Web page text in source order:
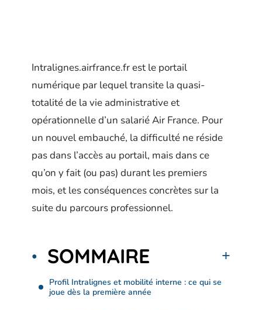
Intralignes.airfrance.fr est le portail
numérique par lequel transite la quasi-
totalité de la vie administrative et
opérationnelle d’un salarié Air France. Pour
un nouvel embauché, la difficulté ne réside
pas dans l’accès au portail, mais dans ce
qu’on y fait (ou pas) durant les premiers
mois, et les conséquences concrètes sur la
suite du parcours professionnel.
SOMMAIRE
Profil Intralignes et mobilité interne : ce qui se
joue dès la première année